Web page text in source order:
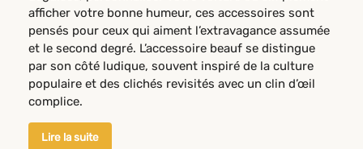
afficher votre bonne humeur, ces accessoires sont
pensés pour ceux qui aiment l’extravagance assumée
et le second degré. L’accessoire beauf se distingue
par son côté ludique, souvent inspiré de la culture
populaire et des clichés revisités avec un clin d’œil
complice.
Lire la suite